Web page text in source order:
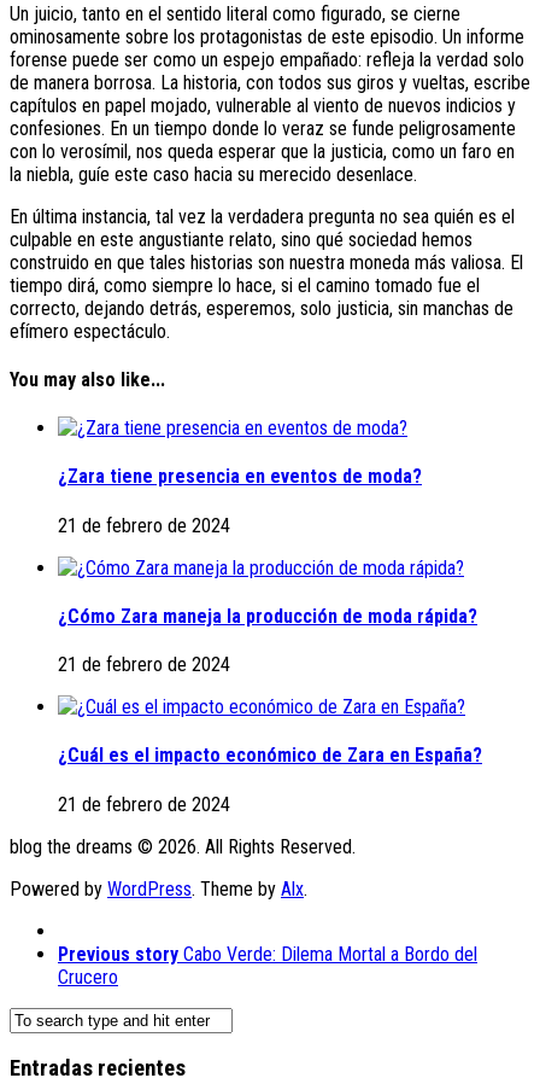
Un juicio, tanto en el sentido literal como figurado, se cierne
ominosamente sobre los protagonistas de este episodio. Un informe
forense puede ser como un espejo empañado: refleja la verdad solo
de manera borrosa. La historia, con todos sus giros y vueltas, escribe
capítulos en papel mojado, vulnerable al viento de nuevos indicios y
confesiones. En un tiempo donde lo veraz se funde peligrosamente
con lo verosímil, nos queda esperar que la justicia, como un faro en
la niebla, guíe este caso hacia su merecido desenlace.
En última instancia, tal vez la verdadera pregunta no sea quién es el
culpable en este angustiante relato, sino qué sociedad hemos
construido en que tales historias son nuestra moneda más valiosa. El
tiempo dirá, como siempre lo hace, si el camino tomado fue el
correcto, dejando detrás, esperemos, solo justicia, sin manchas de
efímero espectáculo.
You may also like...
¿Zara tiene presencia en eventos de moda?
21 de febrero de 2024
¿Cómo Zara maneja la producción de moda rápida?
21 de febrero de 2024
¿Cuál es el impacto económico de Zara en España?
21 de febrero de 2024
blog the dreams © 2026. All Rights Reserved.
Powered by WordPress. Theme by Alx.
Previous story Cabo Verde: Dilema Mortal a Bordo del
Crucero
Entradas recientes